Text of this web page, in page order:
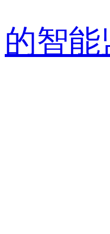
的智能